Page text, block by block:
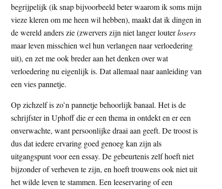
begrijpelijk (ik snap bijvoorbeeld beter waarom ik soms mijn
vieze kleren om me heen wil hebben), maakt dat ik dingen in
de wereld anders zie (zwervers zijn niet langer louterlosers
maar leven misschien wel hun verlangen naar verloedering
uit), en zet me ook breder aan het denken over wat
verloedering nu eigenlijk is. Dat allemaal naar aanleiding van
een vies pannetje.
Op zichzelf is zo’n pannetje behoorlijk banaal. Het is de
schrijfster in Uphoff die er een thema in ontdekt en er een
onverwachte, want persoonlijke draai aan geeft. De troost is
dus dat iedere ervaring goed genoeg kan zijn als
uitgangspunt voor een essay. De gebeurtenis zelf hoeft niet
bijzonder of verheven te zijn, en hoeft trouwens ook niet uit
het wilde leven te stammen. Een leeservaring of een